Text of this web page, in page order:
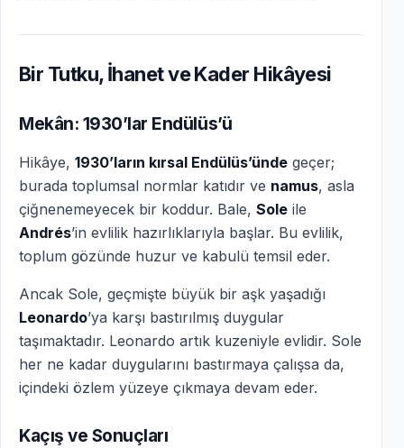
Bir Tutku, İhanet ve Kader Hikâyesi
Mekân: 1930’lar Endülüs’ü
Hikâye, 1930’ların kırsal Endülüs’ünde geçer;
burada toplumsal normlar katıdır ve namus, asla
çiğnenemeyecek bir koddur. Bale, Sole ile
Andrés’in evlilik hazırlıklarıyla başlar. Bu evlilik,
toplum gözünde huzur ve kabulü temsil eder.
Ancak Sole, geçmişte büyük bir aşk yaşadığı
Leonardo’ya karşı bastırılmış duygular
taşımaktadır. Leonardo artık kuzeniyle evlidir. Sole
her ne kadar duygularını bastırmaya çalışsa da,
içindeki özlem yüzeye çıkmaya devam eder.
Kaçış ve Sonuçları